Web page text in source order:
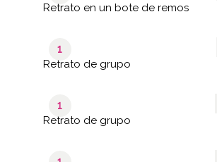
Retrato en un bote de remos
1
Retrato de grupo
1
Retrato de grupo